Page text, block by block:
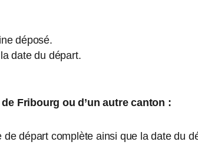
déposé.
date du départ.
Fribourg ou d’un autre canton :
départ complète ainsi que la date du